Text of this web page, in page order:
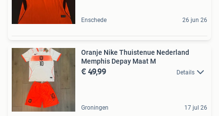
Enschede 26 jun 26
Oranje Nike Thuistenue Nederland
Memphis Depay Maat M
€ 49,99 Details
Groningen 17 jul 26